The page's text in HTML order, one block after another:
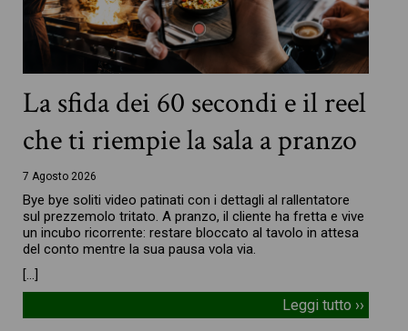
La sfida dei 60 secondi e il reel
che ti riempie la sala a pranzo
7 Agosto 2026
Bye bye soliti video patinati con i dettagli al rallentatore
sul prezzemolo tritato. A pranzo, il cliente ha fretta e vive
un incubo ricorrente: restare bloccato al tavolo in attesa
del conto mentre la sua pausa vola via.
[…]
Leggi tutto ››